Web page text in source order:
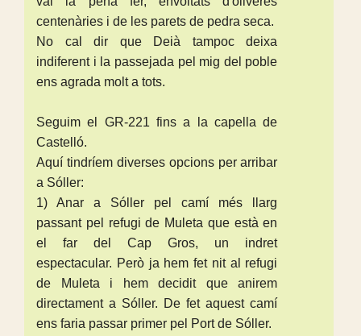
centenàries i de les parets de pedra seca.
No cal dir que Deià tampoc deixa
indiferent i la passejada pel mig del poble
ens agrada molt a tots.
Seguim el GR-221 fins a la capella de
Castelló.
Aquí tindríem diverses opcions per arribar
a Sóller:
1) Anar a Sóller pel camí més llarg
passant pel refugi de Muleta que està en
el far del Cap Gros, un indret
espectacular. Però ja hem fet nit al refugi
de Muleta i hem decidit que anirem
directament a Sóller. De fet aquest camí
ens faria passar primer pel Port de Sóller.